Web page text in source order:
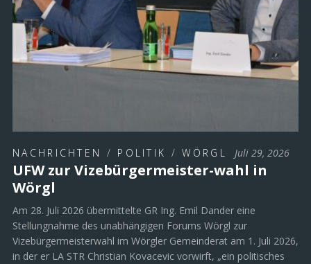
NACHRICHTEN / POLITIK /WÖRGL Juli 29, 2026
UFW zur Vizebürgermeister-wahl in
Wörgl
Am 28. Juli 2026 übermittelte GR Ing. Emil Dander eine
Stellungnahme des unabhängigen Forums Wörgl zur
Vizebürgermeisterwahl im Wörgler Gemeinderat am 1. Juli 2026,
in der er LA STR Christian Kovacevic vorwirft, „ein politisches